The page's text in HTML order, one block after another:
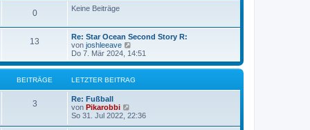
0 Keine Beiträge
13
Re: Star Ocean Second Story R:
von joshleeave
e
u
e
s
e
i
Do 7. Mär 2024, 14:51
BEITRÄGE LETZTER BEITRAG
3
Re: Fußball
von Pikarobbi
e
So 31. Jul 2022, 22:36